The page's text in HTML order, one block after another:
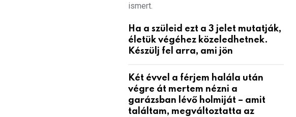
ismert.
Ha a szüleid ezt a 3 jelet mutatják,
életük végéhez közeledhetnek.
Készülj fel arra, ami jön
Két évvel a férjem halála után
végre át mertem nézni a
garázsban lévő holmiját – amit
találtam, megváltoztatta az